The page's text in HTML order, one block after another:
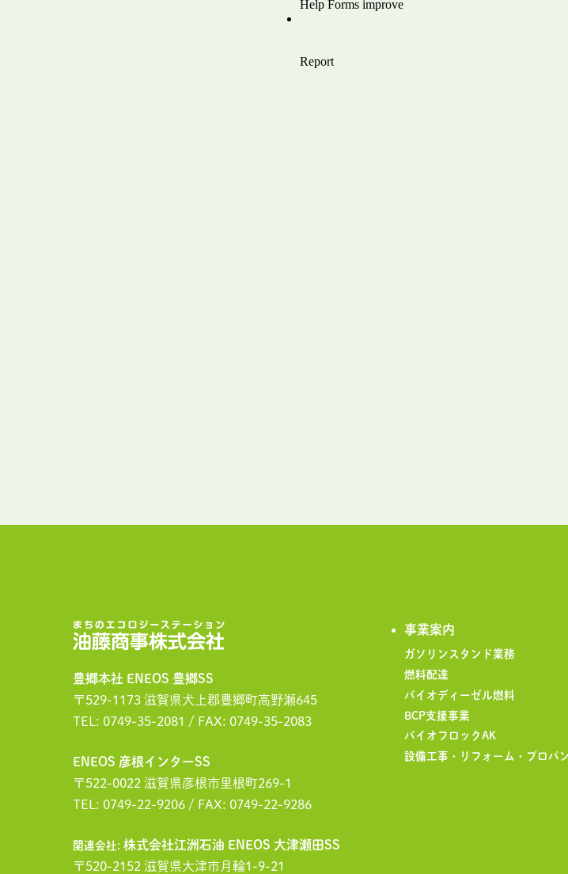
豊郷本社 ENEOS 豊郷SS
〒529-1173 滋賀県犬上郡豊郷町高野瀬645
TEL: 0749-35-2081 / FAX: 0749-35-2083
ENEOS 彦根インターSS
〒522-0022 滋賀県彦根市里根町269-1
TEL: 0749-22-9206 / FAX: 0749-22-9286
関連会社: 株式会社江洲石油 ENEOS 大津瀬田SS
〒520-2152 滋賀県大津市月輪1-9-21
事業案内
ガソリンスタンド業務
燃料配達
バイオディーゼル燃料
BCP支援事業
バイオフロックAK
設備工事・リフォーム・プロパ